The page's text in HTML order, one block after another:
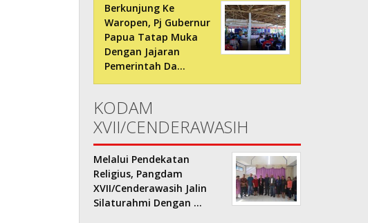
Berkunjung Ke
Waropen, Pj Gubernur
Papua Tatap Muka
Dengan Jajaran
Pemerintah Da…
KODAM
XVII/CENDERAWASIH
Melalui Pendekatan
Religius, Pangdam
XVII/Cenderawasih Jalin
Silaturahmi Dengan …